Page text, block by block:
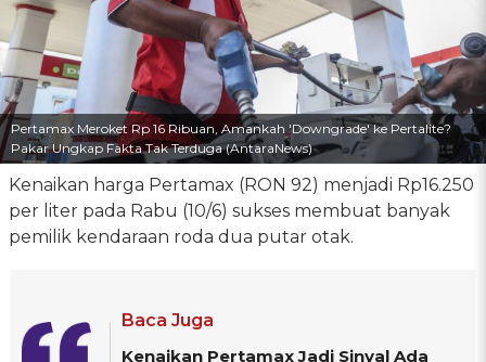
Pertamax Meroket Rp 16 Ribuan, Amankah 'Downgrade' ke Pertalite?
Pakar Ungkap Fakta Tak Terduga (AntaraNews)
Kenaikan harga Pertamax (RON 92) menjadi Rp16.250
per liter pada Rabu (10/6) sukses membuat banyak
pemilik kendaraan roda dua putar otak.
Baca Juga
Kenaikan Pertamax Jadi Sinyal Ada